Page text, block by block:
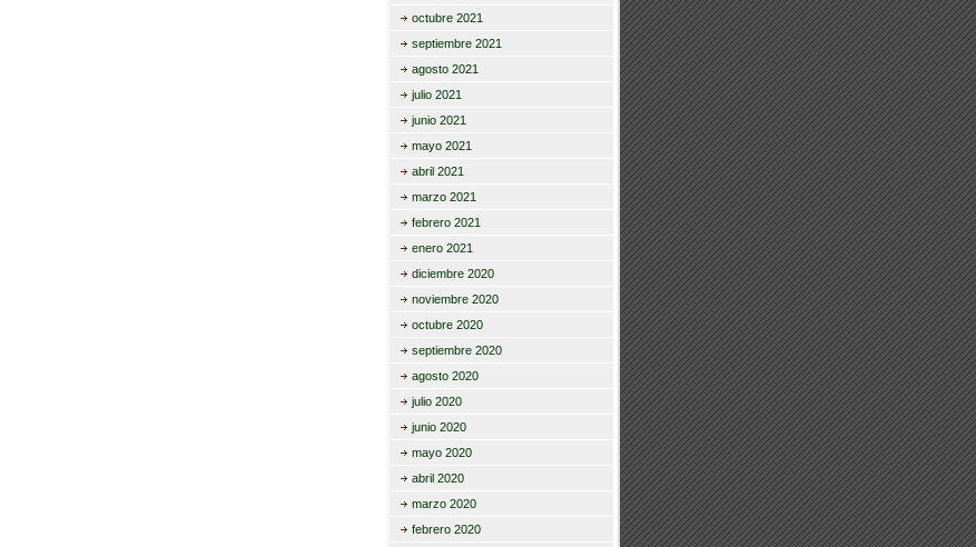
octubre 2021
septiembre 2021
agosto 2021
julio 2021
junio 2021
mayo 2021
abril 2021
marzo 2021
febrero 2021
enero 2021
diciembre 2020
noviembre 2020
octubre 2020
septiembre 2020
agosto 2020
julio 2020
junio 2020
mayo 2020
abril 2020
marzo 2020
febrero 2020